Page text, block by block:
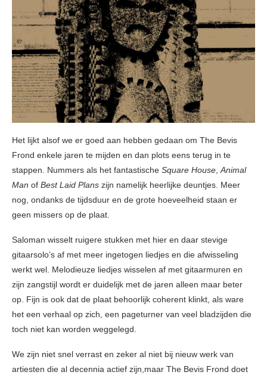
Het lijkt alsof we er goed aan hebben gedaan om The Bevis
Frond enkele jaren te mijden en dan plots eens terug in te
stappen. Nummers als het fantastische Square House,Animal
Man of Best Laid Plans zijn namelijk heerlijke deuntjes. Meer
nog, ondanks de tijdsduur en de grote hoeveelheid staan er
geen missers op de plaat.
Saloman wisselt ruigere stukken met hier en daar stevige
gitaarsolo’s af met meer ingetogen liedjes en die afwisseling
werkt wel. Melodieuze liedjes wisselen af met gitaarmuren en
zijn zangstijl wordt er duidelijk met de jaren alleen maar beter
op. Fijn is ook dat de plaat behoorlijk coherent klinkt, als ware
het een verhaal op zich, een pageturner van veel bladzijden die
toch niet kan worden weggelegd.
We zijn niet snel verrast en zeker al niet bij nieuw werk van
artiesten die al decennia actief zijn,maar The Bevis Frond doet